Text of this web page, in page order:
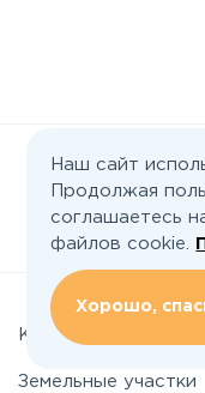
Коттеджные
Земельные участки
Наш сайт
Продолжая
соглашаетесь
файлов cookie.
Хорошо,